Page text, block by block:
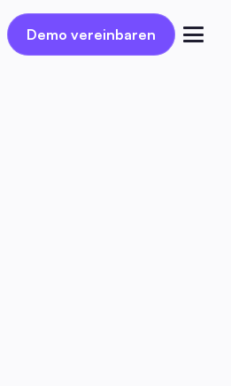
Demo vereinbaren
Demo vereinbaren